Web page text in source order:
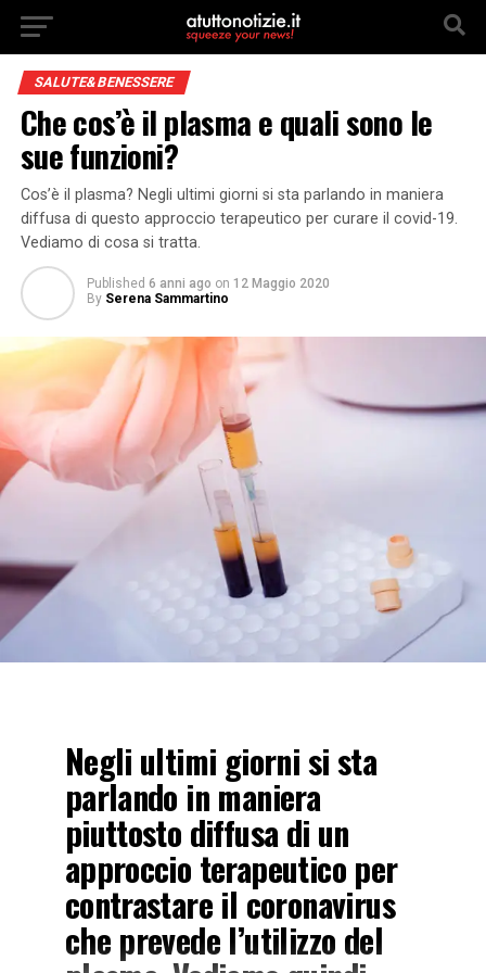
SALUTE&BENESSERE
Che cos’è il plasma e quali sono le
sue funzioni?
Cos’è il plasma? Negli ultimi giorni si sta parlando in maniera
diffusa di questo approccio terapeutico per curare il covid-19.
Vediamo di cosa si tratta.
Published 6 anni ago on 12 Maggio 2020
By Serena Sammartino
Negli ultimi giorni si sta
parlando in maniera
piuttosto diffusa di un
approccio terapeutico per
contrastare il coronavirus
che prevede l’utilizzo del